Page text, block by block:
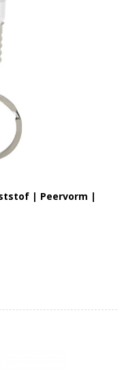
| Peervorm |